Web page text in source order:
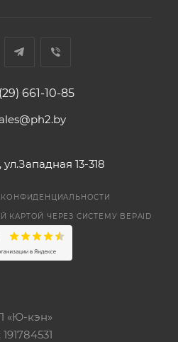
661-10-85
ул.Западная 13-318
КАРТОЙ ЧЕРЕЗ СИСТЕМУ BEPAID
«Ю-кэн»